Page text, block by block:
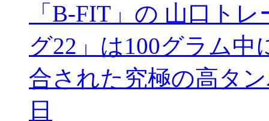
「B-FIT」の 山口ト
グ22」は100グラム
合された究極の高タ
日